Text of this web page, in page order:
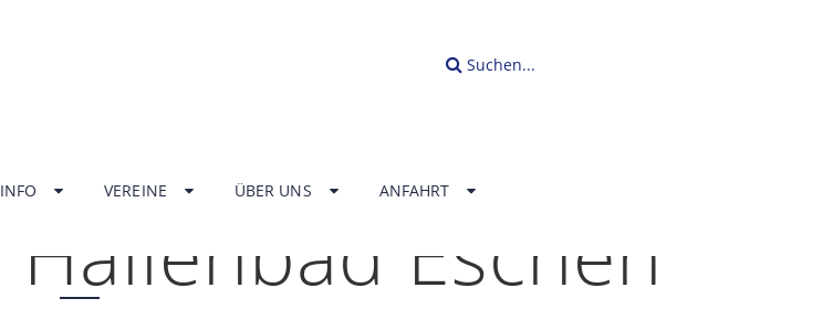
Suchen...
INFO VEREINE ÜBER UNS
ANFAHRT
Hallenbad Eschen